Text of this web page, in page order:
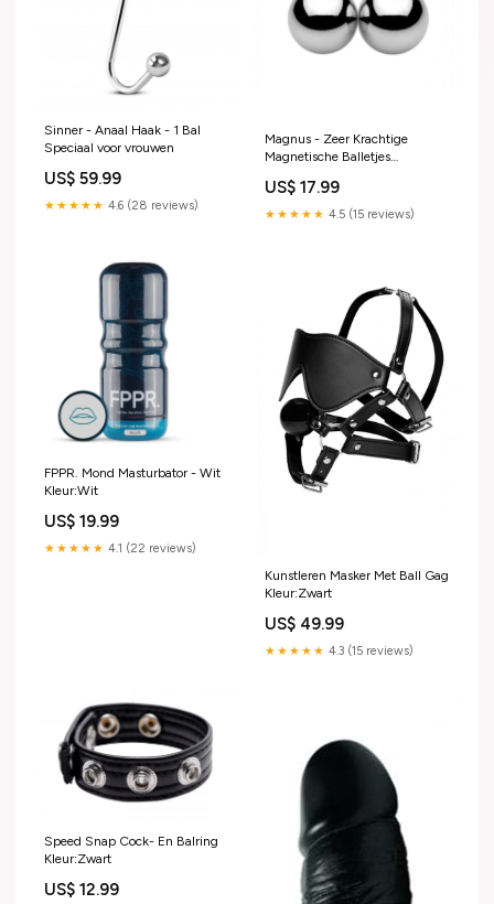
Sinner - Anaal Haak - 1 Bal
Speciaal voor vrouwen
US$ 59.99
★★★★★ 4.6 (28 reviews)
Magnus - Zeer Krachtige
Magnetische Balletjes
US$ 17.99
★★★★★ 4.5 (15 reviews)
FPPR. Mond Masturbator - Wit
Kleur:Wit
US$ 19.99
★★★★★ 4.1 (22 reviews)
Kunstleren Masker Met Ball Gag
Kleur:Zwart
US$ 49.99
★★★★★ 4.3 (15 reviews)
Speed Snap Cock- En Balring
Kleur:Zwart
US$ 12.99